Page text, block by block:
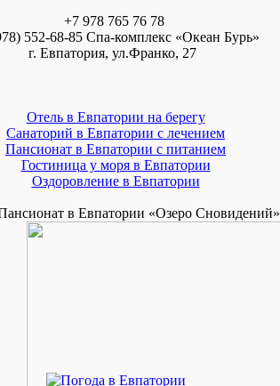
+7 978 765 76 78
552-68-85 Спа-комплекс «Океан Бурь»
г. Евпатория, ул.Франко, 27
Отель в Евпатории на берегу
Санаторий в Евпатории с лечением
Пансионат в Евпатории с питанием
Гостиница у моря в Евпатории
Оздоровление в Евпатории
в Евпатории «Озеро Сновидений»